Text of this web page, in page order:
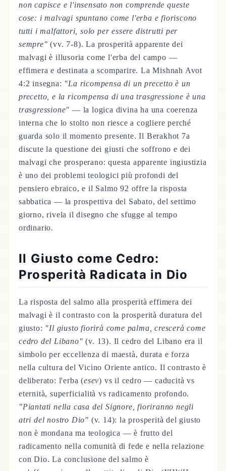
non capisce e l'insensato non comprende queste
cose: i malvagi spuntano come l'erba e fioriscono
tutti i malfattori, solo per essere distrutti per
sempre" (vv. 7-8). La prosperità apparente dei
malvagi è illusoria come l'erba del campo —
effimera e destinata a scomparire. La Mishnah Avot
4:2 insegna: "La ricompensa di un precetto è un
precetto, e la ricompensa di una trasgressione è una
trasgressione" — la logica divina ha una coerenza
interna che lo stolto non riesce a cogliere perché
guarda solo il momento presente. Il Berakhot 7a
discute la questione dei giusti che soffrono e dei
malvagi che prosperano: questa apparente ingiustizia
è uno dei problemi teologici più profondi del
pensiero ebraico, e il Salmo 92 offre la risposta
sabbatica — la prospettiva del Sabato, del settimo
giorno, rivela il disegno che sfugge al tempo
ordinario.
Il Giusto come Cedro:
Prosperità Radicata in Dio
La risposta del salmo alla prosperità effimera dei
malvagi è il contrasto con la prosperità duratura del
giusto: "Il giusto fiorirà come palma, crescerà come
cedro del Libano" (v. 13). Il cedro del Libano era il
simbolo per eccellenza di maestà, durata e forza
nella cultura del Vicino Oriente antico. Il contrasto è
deliberato: l'erba (esev) vs il cedro — caducità vs
eternità, superficialità vs radicamento profondo.
"Piantati nella casa del Signore, fioriranno negli
atri del nostro Dio" (v. 14): la prosperità del giusto
non è mondana ma teologica — è frutto del
radicamento nella comunità di fede e nella relazione
con Dio. La conclusione del salmo è